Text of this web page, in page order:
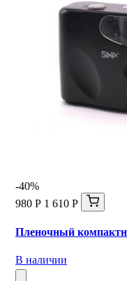
-40%
980 Р 1 610 Р
Пленочный
В наличии